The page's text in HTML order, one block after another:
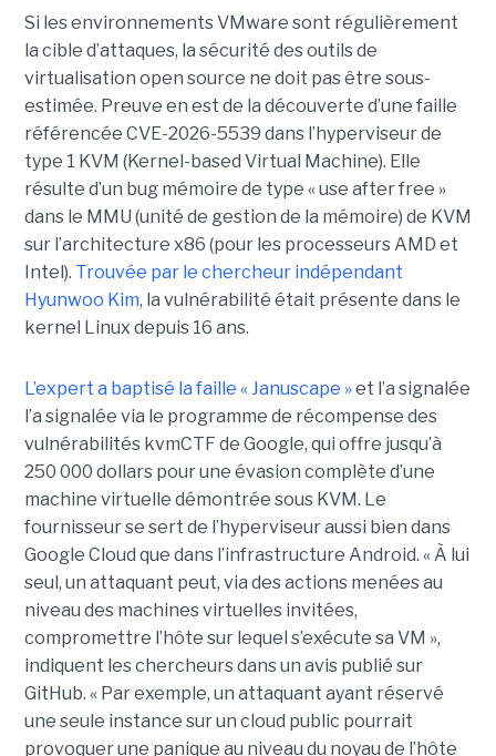
Si les environnements VMware sont régulièrement
la cible d’attaques, la sécurité des outils de
virtualisation open source ne doit pas être sous-
estimée. Preuve en est de la découverte d’une faille
référencée CVE-2026-5539 dans l’hyperviseur de
type 1 KVM (Kernel-based Virtual Machine). Elle
résulte d’un bug mémoire de type « use after free »
dans le MMU (unité de gestion de la mémoire) de KVM
sur l’architecture x86 (pour les processeurs AMD et
Intel). Trouvée par le chercheur indépendant
Hyunwoo Kim, la vulnérabilité était présente dans le
kernel Linux depuis 16 ans.
L’expert a baptisé la faille « Januscape »et l’a signalée
l’a signalée via le programme de récompense des
vulnérabilités kvmCTF de Google, qui offre jusqu’à
250 000 dollars pour une évasion complète d’une
machine virtuelle démontrée sous KVM. Le
fournisseur se sert de l’hyperviseur aussi bien dans
Google Cloud que dans l’infrastructure Android. « À lui
seul, un attaquant peut, via des actions menées au
niveau des machines virtuelles invitées,
compromettre l’hôte sur lequel s’exécute sa VM »,
indiquent les chercheurs dans un avis publié sur
GitHub. « Par exemple, un attaquant ayant réservé
une seule instance sur un cloud public pourrait
provoquer une panique au niveau du noyau de l’hôte